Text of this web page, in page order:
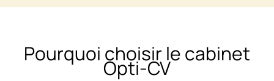
Pourquoi choisir le cabinet
Opti-CV